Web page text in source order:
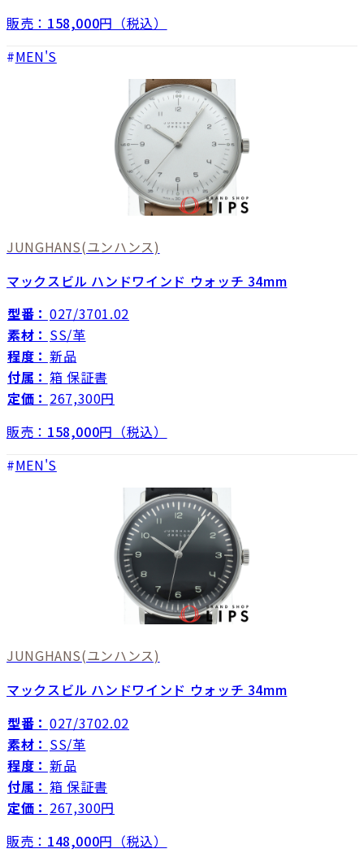
販売： 158,000円（税込）
MEN'S
JUNGHANS(ユンハンス)
マックスビル ハンドワインド ウォッチ 34mm
型番： 027/3701.02
素材： SS/革
程度： 新品
付属： 箱 保証書
定価： 267,300円
販売： 158,000円（税込）
MEN'S
JUNGHANS(ユンハンス)
マックスビル ハンドワインド ウォッチ 34mm
型番： 027/3702.02
素材： SS/革
程度： 新品
付属： 箱 保証書
定価： 267,300円
販売： 148,000円（税込）